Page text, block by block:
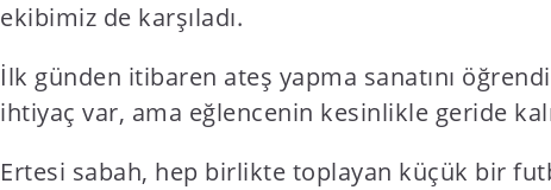
ekibimiz de karşıladı.
İlk günden itibaren ateş yapma sanatını
ihtiyaç var, ama eğlencenin kesinlikle geride
Ertesi sabah, hep birlikte toplayan küçük bir